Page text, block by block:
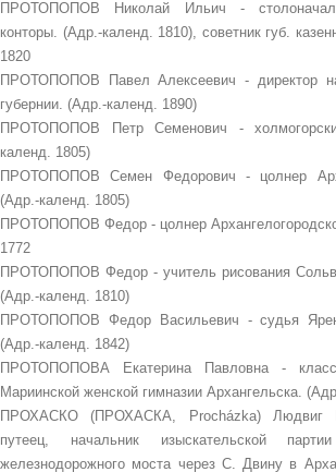
ПРОТОПОПОВ Николай Ильич -
конторы. (Адр.-календ. 1810), советник губ.
1820
ПРОТОПОПОВ Павел Алексеевич - директор
губернии. (Адр.-календ. 1890)
ПРОТОПОПОВ Петр Семенович -
календ. 1805)
ПРОТОПОПОВ Семен Федорович - цолнер
(Адр.-календ. 1805)
ПРОТОПОПОВ Федор - цолнер
1772
ПРОТОПОПОВ Федор - учитель рисования
(Адр.-календ. 1810)
ПРОТОПОПОВ Федор Васильевич - судья
(Адр.-календ. 1842)
ПРОТОПОПОВА Екатерина Павловна -
Мариинской женской гимназии Архангельска.
ПРОХАСКО (ПРОХАСКА, Procházka) Людвиг
путеец, начальник изыскательской
железнодорожного моста через С. Двину в